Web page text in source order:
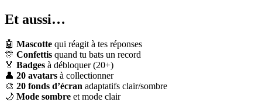
Et aussi…
🤖 Mascotte qui réagit à tes réponses
🎊 Confettis quand tu bats un record
🏅 Badges à débloquer (20+)
👤 20 avatars à collectionner
🎨 20 fonds d’écran adaptatifs clair/sombre
🌙 Mode sombre et mode clair